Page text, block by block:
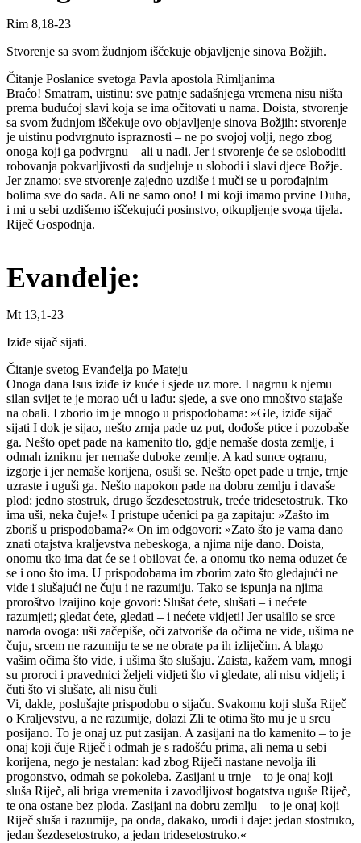
Rim 8,18-23
Stvorenje sa svom žudnjom iščekuje objavljenje sinova Božjih.
Čitanje Poslanice svetoga Pavla apostola Rimljanima
Braćo! Smatram, uistinu: sve patnje sadašnjega vremena nisu ništa
prema budućoj slavi koja se ima očitovati u nama. Doista, stvorenje
sa svom žudnjom iščekuje ovo objavljenje sinova Božjih: stvorenje
je uistinu podvrgnuto ispraznosti – ne po svojoj volji, nego zbog
onoga koji ga podvrgnu – ali u nadi. Jer i stvorenje će se osloboditi
robovanja pokvarljivosti da sudjeluje u slobodi i slavi djece Božje.
Jer znamo: sve stvorenje zajedno uzdiše i muči se u porođajnim
bolima sve do sada. Ali ne samo ono! I mi koji imamo prvine Duha,
i mi u sebi uzdišemo iščekujući posinstvo, otkupljenje svoga tijela.
Riječ Gospodnja.
Evanđelje:
Mt 13,1-23
Iziđe sijač sijati.
Čitanje svetog Evanđelja po Mateju
Onoga dana Isus iziđe iz kuće i sjede uz more. I nagrnu k njemu
silan svijet te je morao ući u lađu: sjede, a sve ono mnoštvo stajaše
na obali. I zborio im je mnogo u prispodobama: »Gle, iziđe sijač
sijati I dok je sijao, nešto zrnja pade uz put, dođoše ptice i pozobaše
ga. Nešto opet pade na kamenito tlo, gdje nemaše dosta zemlje, i
odmah izniknu jer nemaše duboke zemlje. A kad sunce ogranu,
izgorje i jer nemaše korijena, osuši se. Nešto opet pade u trnje, trnje
uzraste i uguši ga. Nešto napokon pade na dobru zemlju i davaše
plod: jedno stostruk, drugo šezdesetostruk, treće tridesetostruk. Tko
ima uši, neka čuje!« I pristupe učenici pa ga zapitaju: »Zašto im
zboriš u prispodobama?« On im odgovori: »Zato što je vama dano
znati otajstva kraljevstva nebeskoga, a njima nije dano. Doista,
onomu tko ima dat će se i obilovat će, a onomu tko nema oduzet će
se i ono što ima. U prispodobama im zborim zato što gledajući ne
vide i slušajući ne čuju i ne razumiju. Tako se ispunja na njima
proroštvo Izaijino koje govori: Slušat ćete, slušati – i nećete
razumjeti; gledat ćete, gledati – i nećete vidjeti! Jer usalilo se srce
naroda ovoga: uši začepiše, oči zatvoriše da očima ne vide, ušima ne
čuju, srcem ne razumiju te se ne obrate pa ih izliječim. A blago
vašim očima što vide, i ušima što slušaju. Zaista, kažem vam, mnogi
su proroci i pravednici željeli vidjeti što vi gledate, ali nisu vidjeli; i
čuti što vi slušate, ali nisu čuli
Vi, dakle, poslušajte prispodobu o sijaču. Svakomu koji sluša Riječ
o Kraljevstvu, a ne razumije, dolazi Zli te otima što mu je u srcu
posijano. To je onaj uz put zasijan. A zasijani na tlo kamenito – to je
onaj koji čuje Riječ i odmah je s radošću prima, ali nema u sebi
korijena, nego je nestalan: kad zbog Riječi nastane nevolja ili
progonstvo, odmah se pokoleba. Zasijani u trnje – to je onaj koji
sluša Riječ, ali briga vremenita i zavodljivost bogatstva uguše Riječ,
te ona ostane bez ploda. Zasijani na dobru zemlju – to je onaj koji
Riječ sluša i razumije, pa onda, dakako, urodi i daje: jedan stostruko,
jedan šezdesetostruko, a jedan tridesetostruko.«